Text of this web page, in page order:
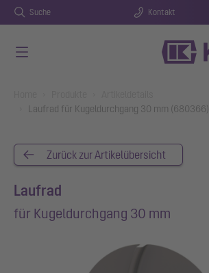
Suche Kontakt
Laufrad für Kugeldurchgang 30 mm (680366)
Zurück zur Artikelübersicht
Laufrad
für Kugeldurchgang 30 mm